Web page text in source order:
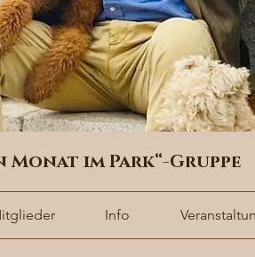
Monat im Park“-Gruppe
Info